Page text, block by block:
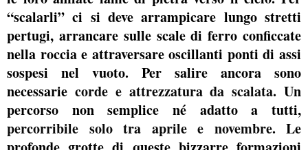
“scalarli” ci si deve arrampicare lungo stretti
pertugi, arrancare sulle scale di ferro conficcate
nella roccia e attraversare oscillanti ponti di assi
sospesi nel vuoto. Per salire ancora sono
necessarie corde e attrezzatura da scalata. Un
percorso non semplice né adatto a tutti,
percorribile solo tra aprile e novembre. Le